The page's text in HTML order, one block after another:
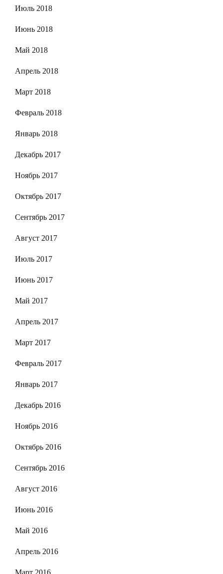
Июль 2018
Июнь 2018
Май 2018
Апрель 2018
Март 2018
Февраль 2018
Январь 2018
Декабрь 2017
Ноябрь 2017
Октябрь 2017
Сентябрь 2017
Август 2017
Июль 2017
Июнь 2017
Май 2017
Апрель 2017
Март 2017
Февраль 2017
Январь 2017
Декабрь 2016
Ноябрь 2016
Октябрь 2016
Сентябрь 2016
Август 2016
Июнь 2016
Май 2016
Апрель 2016
Март 2016